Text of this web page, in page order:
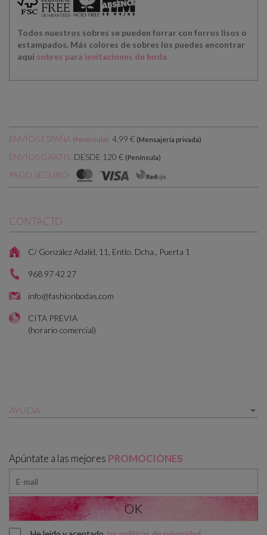
Todos nuestros sobres se pueden forrar con forros lisos o
estampados. Más colores de sobres los puedes encontrar
aquí sobres para invitaciones de boda
ENVÍOS ESPAÑA (Península): 4,99 € (Mensajería privada)
ENVÍOS GRATIS: DESDE 120 € (Península)
PAGO SEGURO:
CONTACTO
C/ González Adalid, 11, Entlo. Dcha., Puerta 1
968 97 42 27
info@fashionbodas.com
CITA PREVIA
(horario comercial)
AYUDA 
Apúntate a las mejores PROMOCIONES